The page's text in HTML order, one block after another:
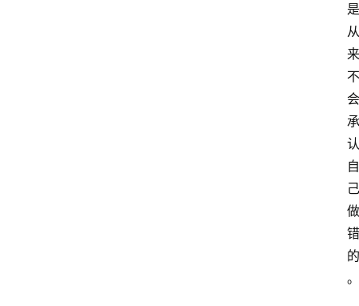
是
从
来
不
会
承
认
自
己
做
错
的
。